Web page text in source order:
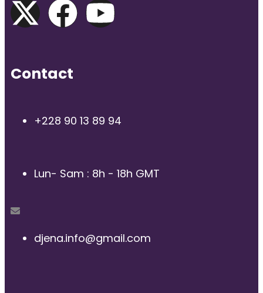
Contact
+228 90 13 89 94
Lun- Sam : 8h - 18h GMT
djena.info@gmail.com